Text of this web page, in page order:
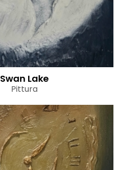
Swan Lake
Pittura